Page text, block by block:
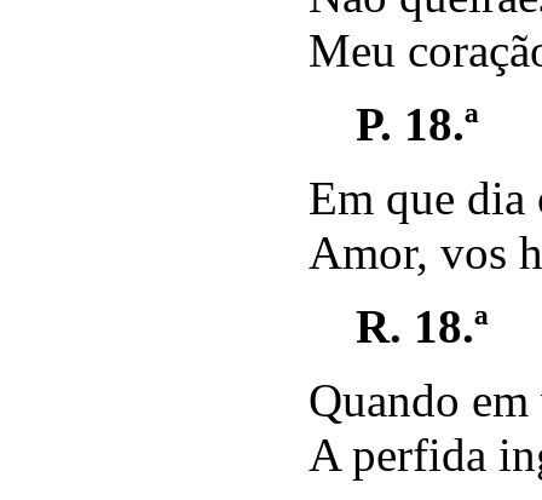
Meu
P. 18.ª
Em que dia
Amor, vos
R. 18.ª
Quando
A perfida